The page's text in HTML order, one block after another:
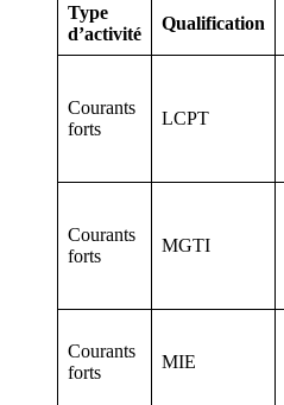
Type
d’activité
Qualification
Courants
forts
LCPT
Courants
forts
MGTI
Courants
forts
MIE